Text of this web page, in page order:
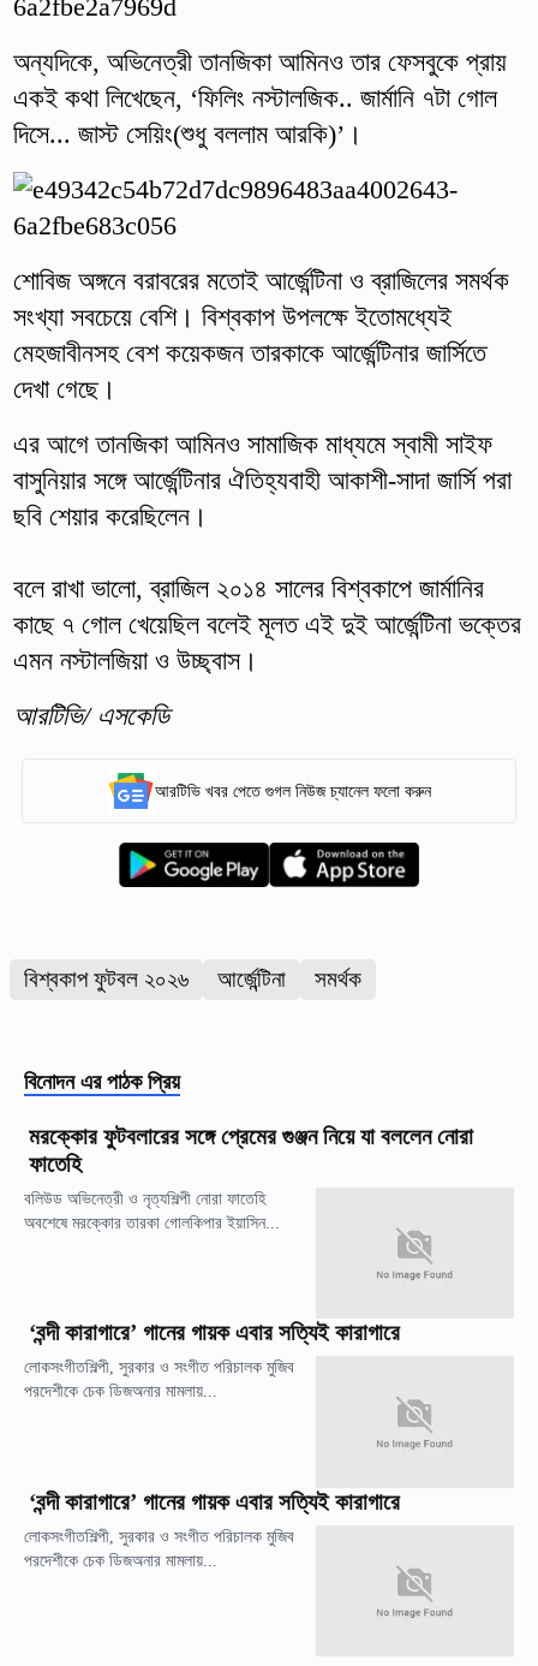
অন্যদিকে, অভিনেত্রী তানজিকা আমিনও তার ফেসবুকে প্রায়
একই কথা লিখেছেন, ‘ফিলিং নস্টালজিক.. জার্মানি ৭টা গোল
দিসে... জাস্ট সেয়িং(শুধু বললাম আরকি)’।
শোবিজ অঙ্গনে বরাবরের মতোই আর্জেন্টিনা ও ব্রাজিলের সমর্থক
সংখ্যা সবচেয়ে বেশি। বিশ্বকাপ উপলক্ষে ইতোমধ্যেই
মেহজাবীনসহ বেশ কয়েকজন তারকাকে আর্জেন্টিনার জার্সিতে
দেখা গেছে।
এর আগে তানজিকা আমিনও সামাজিক মাধ্যমে স্বামী সাইফ
বাসুনিয়ার সঙ্গে আর্জেন্টিনার ঐতিহ্যবাহী আকাশী-সাদা জার্সি পরা
ছবি শেয়ার করেছিলেন।
বলে রাখা ভালো, ব্রাজিল ২০১৪ সালের বিশ্বকাপে জার্মানির
কাছে ৭ গোল খেয়েছিল বলেই মূলত এই দুই আর্জেন্টিনা ভক্তের
এমন নস্টালজিয়া ও উচ্ছ্বাস।
আরটিভি/ এসকেডি
আরটিভি খবর পেতে গুগল নিউজ চ্যানেল ফলো করুন
বিশ্বকাপ ফুটবল ২০২৬ আর্জেন্টিনা সমর্থক
বিনোদন এর পাঠক প্রিয়
মরক্কোর ফুটবলারের সঙ্গে প্রেমের গুঞ্জন নিয়ে যা বললেন নোরা
ফাতেহি
বলিউড অভিনেত্রী ও নৃত্যশিল্পী নোরা ফাতেহি
অবশেষে মরক্কোর তারকা গোলকিপার ইয়াসিন...
‘বন্দী কারাগারে’ গানের গায়ক এবার সত্যিই কারাগারে
লোকসংগীতশিল্পী, সুরকার ও সংগীত পরিচালক মুজিব
পরদেশীকে চেক ডিজঅনার মামলায়...
‘বন্দী কারাগারে’ গানের গায়ক এবার সত্যিই কারাগারে
লোকসংগীতশিল্পী, সুরকার ও সংগীত পরিচালক মুজিব
পরদেশীকে চেক ডিজঅনার মামলায়...